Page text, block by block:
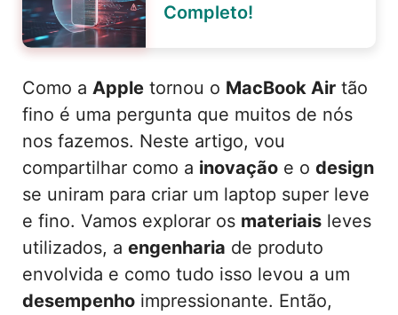
Completo!
Como a Apple tornou o MacBook Air tão
fino é uma pergunta que muitos de nós
nos fazemos. Neste artigo, vou
compartilhar como a inovação e o design
se uniram para criar um laptop super leve
e fino. Vamos explorar os materiais leves
utilizados, a engenharia de produto
envolvida e como tudo isso levou a um
desempenho impressionante. Então,